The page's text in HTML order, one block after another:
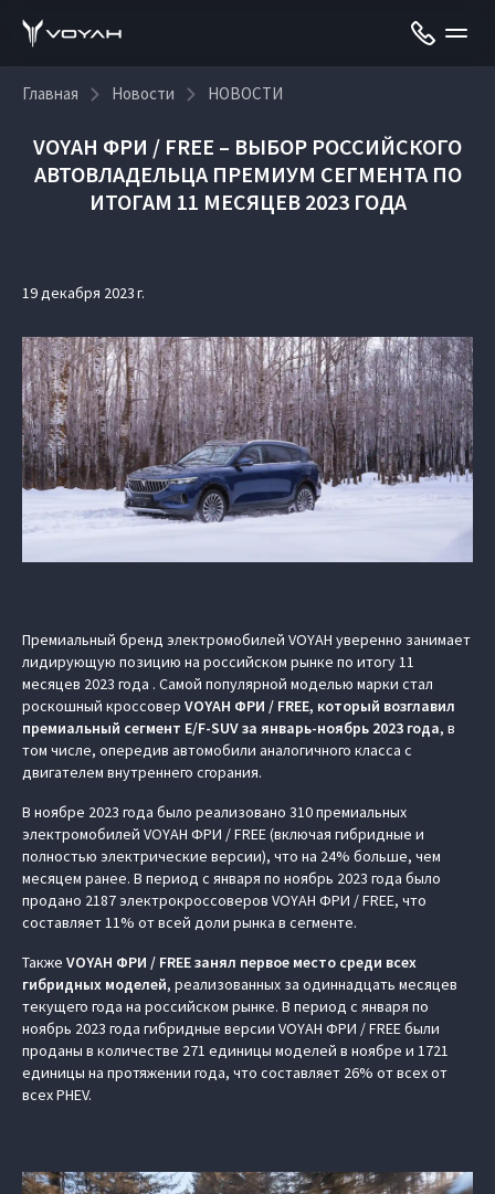
Главная Новости НОВОСТИ
VOYAH ФРИ / FREE – ВЫБОР РОССИЙСКОГО
АВТОВЛАДЕЛЬЦА ПРЕМИУМ СЕГМЕНТА ПО
ИТОГАМ 11 МЕСЯЦЕВ 2023 ГОДА
19 декабря 2023 г.
Премиальный бренд электромобилей VOYAH уверенно занимает
лидирующую позицию на российском рынке по итогу 11
месяцев 2023 года . Самой популярной моделью марки стал
роскошный кроссовер VOYAH ФРИ / FREE, который возглавил
премиальный сегмент E/F-SUV за январь-ноябрь 2023 года, в
том числе, опередив автомобили аналогичного класса с
двигателем внутреннего сгорания.
В ноябре 2023 года было реализовано 310 премиальных
электромобилей VOYAH ФРИ / FREE (включая гибридные и
полностью электрические версии), что на 24% больше, чем
месяцем ранее. В период с января по ноябрь 2023 года было
продано 2187 электрокроссоверов VOYAH ФРИ / FREE, что
составляет 11% от всей доли рынка в сегменте.
Также VOYAH ФРИ / FREE занял первое место среди всех
гибридных моделей, реализованных за одиннадцать месяцев
текущего года на российском рынке. В период с января по
ноябрь 2023 года гибридные версии VOYAH ФРИ / FREE были
проданы в количестве 271 единицы моделей в ноябре и 1721
единицы на протяжении года, что составляет 26% от всех от
всех PHEV.